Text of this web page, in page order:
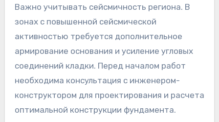
Важно учитывать сейсмичность региона. В
зонах с повышенной сейсмической
активностью требуется дополнительное
армирование основания и усиление угловых
соединений кладки. Перед началом работ
необходима консультация с инженером-
конструктором для проектирования и расчета
оптимальной конструкции фундамента.